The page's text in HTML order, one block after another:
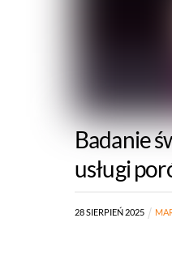
Badanie
usługi
28SIERPIEŃ 2025